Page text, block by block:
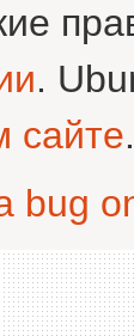
.
сайте.
bug